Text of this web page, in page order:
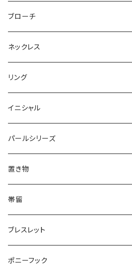
ノンホールピアス
ヘアゴム
ブローチ
ネックレス
リング
Flower
Dot
Square
てんとう虫
pattern
ノンホールピアス
Flower
Dot
Square
Bubble
Animal
イヤリング
Flower
Round
鳥
Triangle
Flower
Round
Square
てんとう虫
Animal
うさぎ
パンダ
鏡
Pattern
マーメイド
雲
ブローチ
Flower
Animal
猫
犬
クジラ
Lips
鏡
Pattern
house
bag
フルーツ
ネックレス
Flower
Animal
てんとう虫
Food
Pattern
ガラス
カメラ
リング
Flower
Round
てんとう虫
animal
lip
フルーツ
イニシャル
パールシリーズ
置き物
帯留
ブレスレット
ポニーフック